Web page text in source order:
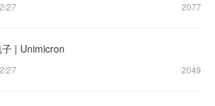
27 2077
| Unimicron
27 2049